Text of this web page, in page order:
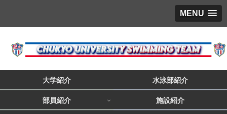
MENU
大学紹介 水泳部紹介
部員紹介 施設紹介